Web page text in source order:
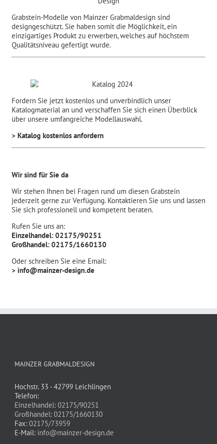
Grabstein-Modelle von Mainzer Grabmaldesign sind
designgeschützt. Sie haben somit die Möglichkeit, ein
einzigartiges Produkt zu erwerben, welches auf höchstem
Qualitätsniveau gefertigt wurde.
Fordern Sie jetzt kostenlos und unverbindlich unser
Katalogmaterial an und verschaffen Sie sich einen Überblick
über unsere umfangreiche Modellauswahl.
> Katalog kostenlos anfordern
Wir sind für Sie da
Wir stehen Ihnen bei Fragen rund um diesen Grabstein
jederzeit gerne zur Verfügung. Kontaktieren Sie uns und lassen
Sie sich professionell und kompetent beraten.
Rufen Sie uns an:
Einzelhandel: 02175/90251
Großhandel: 02175/1660130
Oder schreiben Sie eine Email:
> info@mainzer-design.de
MAINZER GRABMALDESIGN
Hochstr. 33 - 42799 Leichlingen
Telefon:
Einzelhandel: 02175/90251
Großhandel: 02175/1660130
Fax: 02175/73959
E-Mail: info@mainzer-design.de